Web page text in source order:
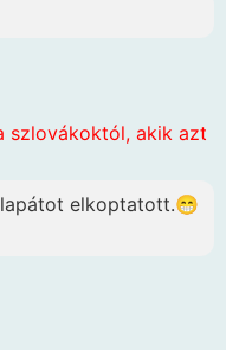
szlovákoktól, akik azt
elkoptatott.😁